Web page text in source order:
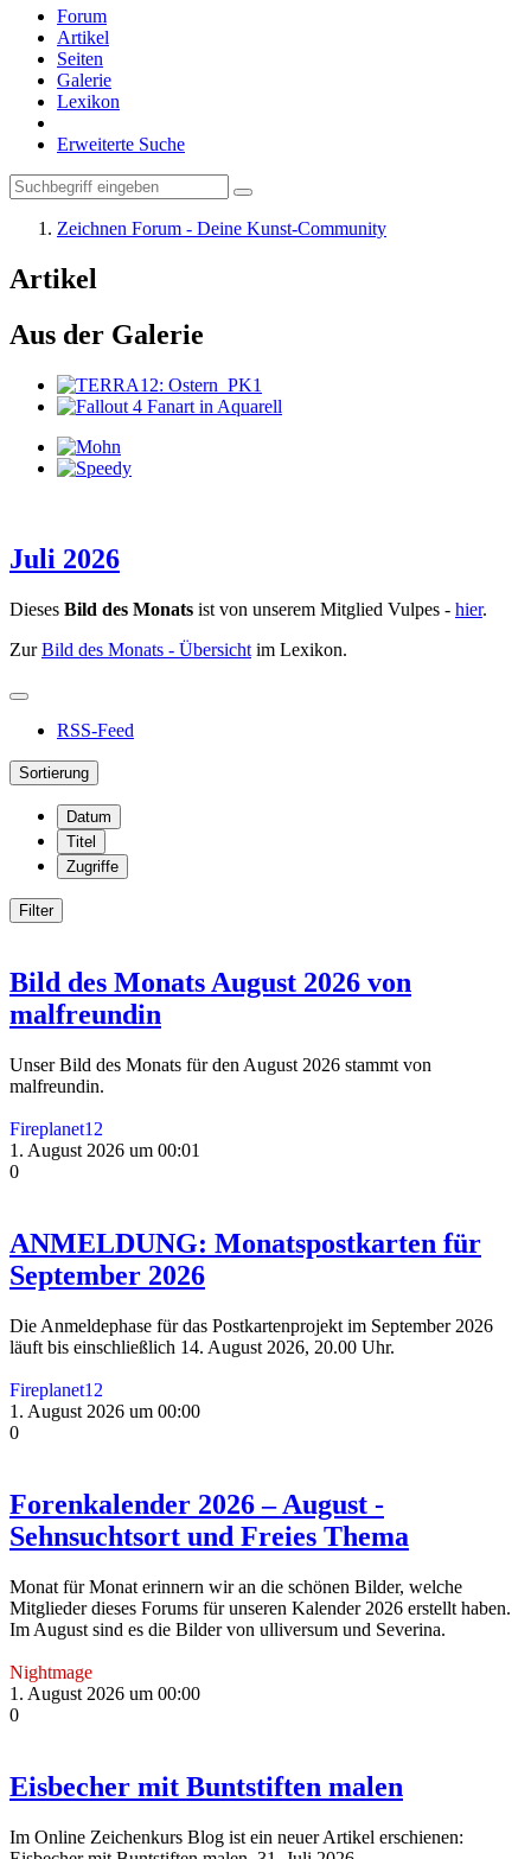
Forum
Artikel
Seiten
Galerie
Lexikon
Erweiterte Suche
Zeichnen Forum - Deine Kunst-Community
Artikel
Aus der Galerie
Juli 2026
Dieses Bild des Monats ist von unserem Mitglied Vulpes - hier.
ZurBild des Monats - Übersicht im Lexikon.
RSS-Feed
Sortierung
Datum
Titel
Zugriffe
Filter
Bild des Monats August 2026 von
malfreundin
Unser Bild des Monats für den August 2026 stammt von
malfreundin.
Fireplanet12
1. August 2026 um 00:01
0
ANMELDUNG: Monatspostkarten für
September 2026
Die Anmeldephase für das Postkartenprojekt im September 2026
läuft bis einschließlich 14. August 2026, 20.00 Uhr.
Fireplanet12
1. August 2026 um 00:00
0
Forenkalender 2026 – August -
Sehnsuchtsort und Freies Thema
Monat für Monat erinnern wir an die schönen Bilder, welche
Mitglieder dieses Forums für unseren Kalender 2026 erstellt haben.
Im August sind es die Bilder von ulliversum und Severina.
Nightmage
1. August 2026 um 00:00
0
Eisbecher mit Buntstiften malen
Im Online Zeichenkurs Blog ist ein neuer Artikel erschienen: